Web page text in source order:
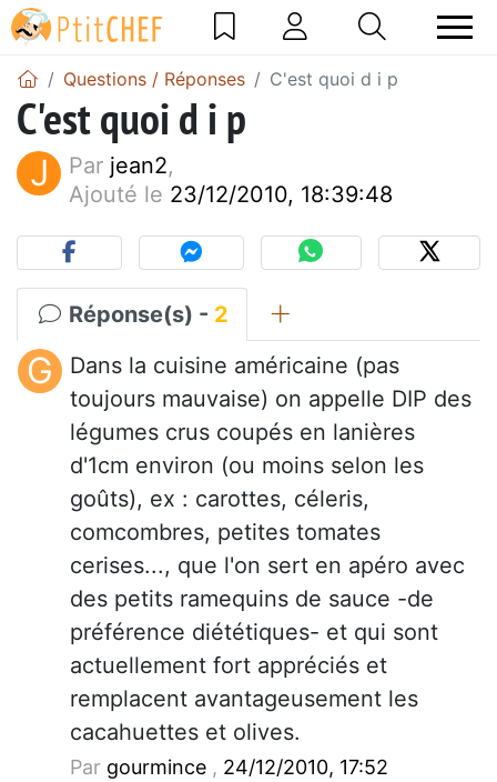
Questions / Réponses C'est quoi d i p
C'est quoi d i p
J Par jean2,
Ajouté le 23/12/2010, 18:39:48
Réponse(s) - 2
G
Dans la cuisine américaine (pas
toujours mauvaise) on appelle DIP des
légumes crus coupés en lanières
d'1cm environ (ou moins selon les
goûts), ex : carottes, céleris,
comcombres, petites tomates
cerises..., que l'on sert en apéro avec
des petits ramequins de sauce -de
préférence diététiques- et qui sont
actuellement fort appréciés et
remplacent avantageusement les
cacahuettes et olives.
Par gourmince , 24/12/2010, 17:52